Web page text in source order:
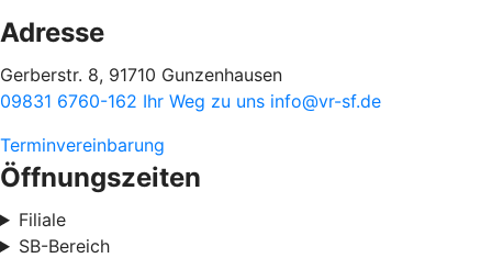
Adresse
Gerberstr. 8, 91710 Gunzenhausen
09831 6760-162 Ihr Weg zu uns info@vr-sf.de
Terminvereinbarung
Öffnungszeiten
Filiale
SB-Bereich